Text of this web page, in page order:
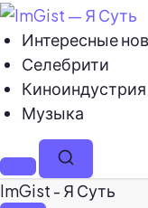
Интересные
Селебрити
Киноиндустрия
Музыка
МенюПоиск
ImGist - Я Суть